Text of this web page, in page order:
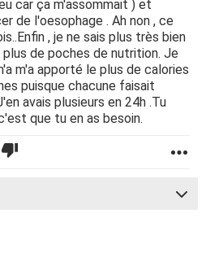
car ça m'assommait ) et
de l'oesophage . Ah non , ce
, je ne sais plus très bien
de poches de nutrition. Je
m'a apporté le plus de calories
puisque chacune faisait
avais plusieurs en 24h .Tu
que tu en as besoin.